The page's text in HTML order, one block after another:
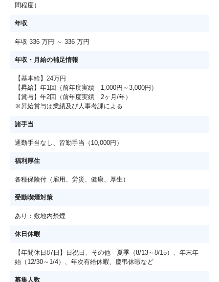
間程度）
年収
年収 336 万円 ～ 336 万円
年収・月給の補足情報
【基本給】24万円
【昇給】年1回（前年度実績 1,000円～3,000円）
【賞与】年2回（前年度実績 2ヶ月/年）
※昇給賞与は業績及び人事考課による
諸手当
通勤手当なし、皆勤手当（10,000円）
福利厚生
各種保険付（雇用、労災、健康、厚生）
受動喫煙対策
あり：敷地内禁煙
休日休暇
【年間休日87日】日祝日、その他 夏季（8/13～8/15）、年末年
始（12/30～1/4）、年次有給休暇、慶弔休暇など
募集人数